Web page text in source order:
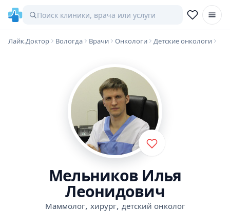
Лайк.Доктор Вологда Врачи Онкологи Детские онкологи
Мельников Илья
Леонидович
Маммолог, хирург, детский онколог